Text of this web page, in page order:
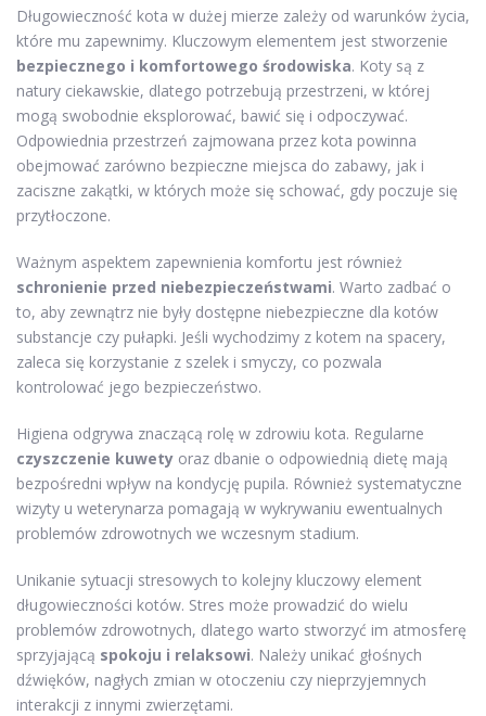
Długowieczność kota w dużej mierze zależy od warunków życia,
które mu zapewnimy. Kluczowym elementem jest stworzenie
bezpiecznego i komfortowego środowiska. Koty są z
natury ciekawskie, dlatego potrzebują przestrzeni, w której
mogą swobodnie eksplorować, bawić się i odpoczywać.
Odpowiednia przestrzeń zajmowana przez kota powinna
obejmować zarówno bezpieczne miejsca do zabawy, jak i
zaciszne zakątki, w których może się schować, gdy poczuje się
przytłoczone.
Ważnym aspektem zapewnienia komfortu jest również
schronienie przed niebezpieczeństwami. Warto zadbać o
to, aby zewnątrz nie były dostępne niebezpieczne dla kotów
substancje czy pułapki. Jeśli wychodzimy z kotem na spacery,
zaleca się korzystanie z szelek i smyczy, co pozwala
kontrolować jego bezpieczeństwo.
Higiena odgrywa znaczącą rolę w zdrowiu kota. Regularne
czyszczenie kuwety oraz dbanie o odpowiednią dietę mają
bezpośredni wpływ na kondycję pupila. Również systematyczne
wizyty u weterynarza pomagają w wykrywaniu ewentualnych
problemów zdrowotnych we wczesnym stadium.
Unikanie sytuacji stresowych to kolejny kluczowy element
długowieczności kotów. Stres może prowadzić do wielu
problemów zdrowotnych, dlatego warto stworzyć im atmosferę
sprzyjającą spokoju i relaksowi. Należy unikać głośnych
dźwięków, nagłych zmian w otoczeniu czy nieprzyjemnych
interakcji z innymi zwierzętami.